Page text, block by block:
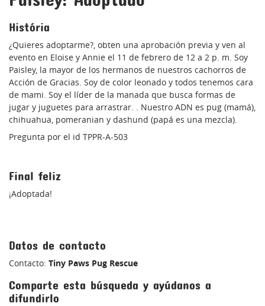
História
¿Quieres adoptarme?, obten una aprobación previa y ven al
evento en Eloise y Annie el 11 de febrero de 12 a 2 p. m. Soy
Paisley, la mayor de los hermanos de nuestros cachorros de
Acción de Gracias. Soy de color leonado y todos tenemos cara
de mami. Soy el líder de la manada que busca formas de
jugar y juguetes para arrastrar. . Nuestro ADN es pug (mamá),
chihuahua, pomeranian y dashund (papá es una mezcla).
Pregunta por el id TPPR-A-503
Final feliz
¡Adoptada!
Datos de contacto
Contacto: Tiny Paws Pug Rescue
Comparte esta búsqueda y ayúdanos a
difundirlo